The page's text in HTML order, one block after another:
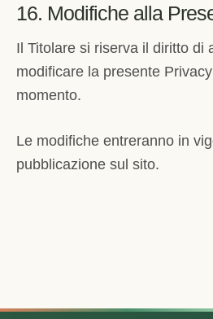
16. Modifiche alla
Il Titolare si riserva il diritto di
modificare la presente
momento.
Le modifiche entreranno in
pubblicazione sul sito.